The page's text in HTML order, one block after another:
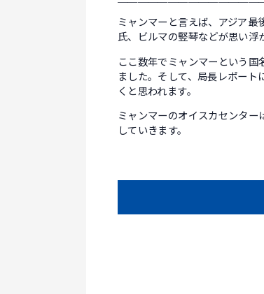
ミャンマーと言えば、アジア最
氏、ビルマの竪琴などが思い浮
ここ数年でミャンマーという
ました。そして、局長レポー
くと思われます。
ミャンマーのオイスカセンタ
していきます。